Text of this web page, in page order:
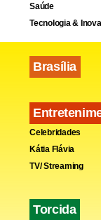
Saúde
Tecnologia &
Brasília
Celebridades
Kátia Flávia
TV/ Streaming
Torcida